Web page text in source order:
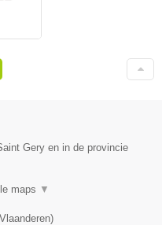
Gery en in de provincie
maps ▼
)